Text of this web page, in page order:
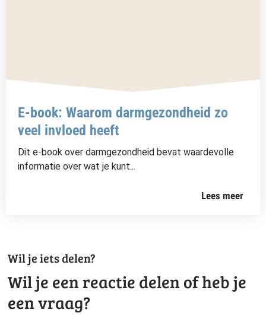
E-book: Waarom darmgezondheid zo
veel invloed heeft
Dit e-book over darmgezondheid bevat waardevolle
informatie over wat je kunt...
Lees meer
Wil je iets delen?
Wil je een reactie delen of heb je
een vraag?